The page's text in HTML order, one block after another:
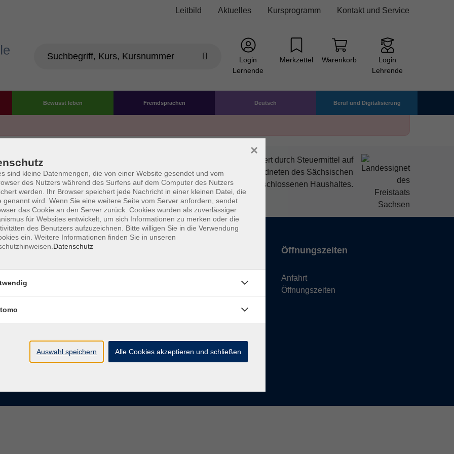
Leitbild Aktuelles Kursprogramm Kontakt und Service
Login
Lernende
Merkzettel Warenkorb
Login
Lehrende
Bewusst leben Fremdsprachen Deutsch Beruf und Digitalisierung
Die Volkshochschule wird mitfinanziert durch Steuermittel auf
der Grundlage des von den Abgeordneten des Sächsischen
Landtags beschlossenen Haushaltes.
AGB Datenschutzerklärung Impressum Widerruf
Kontaktformular
Öffnungszeiten
Anfahrt
Öffnungszeiten
sind kleine Datenmengen, die von einer Website gesendet und vom
des Nutzers während des Surfens auf dem Computer des Nutzers
werden. Ihr Browser speichert jede Nachricht in einer kleinen Datei, die
genannt wird. Wenn Sie eine weitere Seite vom Server anfordern, sendet
das Cookie an den Server zurück. Cookies wurden als zuverlässiger
für Websites entwickelt, um sich Informationen zu merken oder die
des Benutzers aufzuzeichnen. Bitte willigen Sie in die Verwendung
ein. Weitere Informationen finden Sie in unseren
Datenschutz
×
Auswahl speichern Alle Cookies akzeptieren und schließen